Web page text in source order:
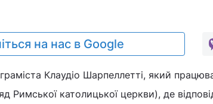
на нас в Google
Клаудіо Шарпеллетті, який
Римської католицької церкви), де